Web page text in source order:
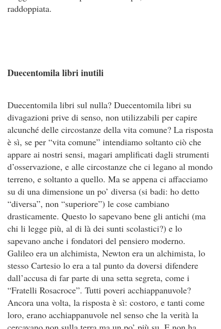
raddoppiata.
Duecentomila libri inutili
Duecentomila libri sul nulla? Duecentomila libri su
divagazioni prive di senso, non utilizzabili per capire
alcunché delle circostanze della vita comune? La risposta
è sì, se per “vita comune” intendiamo soltanto ciò che
appare ai nostri sensi, magari amplificati dagli strumenti
d’osservazione, e alle circostanze che ci legano al mondo
terreno, e soltanto a quello. Ma se appena ci affacciamo
su di una dimensione un po’ diversa (si badi: ho detto
“diversa”, non “superiore”) le cose cambiano
drasticamente. Questo lo sapevano bene gli antichi (ma
chi li legge più, al di là dei sunti scolastici?) e lo
sapevano anche i fondatori del pensiero moderno.
Galileo era un alchimista, Newton era un alchimista, lo
stesso Cartesio lo era a tal punto da doversi difendere
dall’accusa di far parte di una setta segreta, come i
“Fratelli Rosacroce”. Tutti poveri acchiappanuvole?
Ancora una volta, la risposta è sì: costoro, e tanti come
loro, erano acchiappanuvole nel senso che la verità la